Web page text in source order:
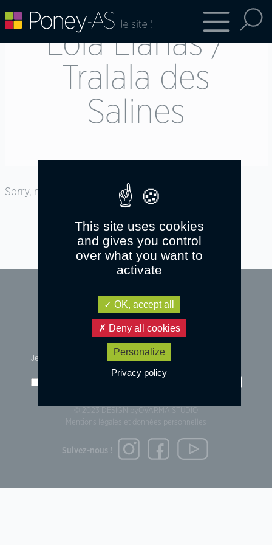
Lola Llanas /
Tralala des
Salines
Sorry, no posts matched your criteria.
© 2023 DESIGN by
OVARMA STUDIO
Mentions légales et données personnelles
Je m'inscris à la newsletter :
Suivez-nous !
This site uses cookies
and gives you control
over what you want to
activate
OK, accept all
Deny all cookies
Personalize
Privacy policy